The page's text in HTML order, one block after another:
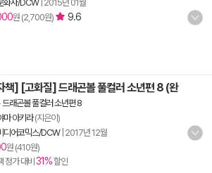
화사/DCW| 2015년 01월
원 (2,700원) 9.6
책] [고화질] 드래곤볼 풀컬러 소년편 8 (완
드래곤볼 풀컬러 소년편 8
마 아키라(지은이)
디어코믹스/DCW| 2017년 12월
원 (410원)
정가 대비 31%할인